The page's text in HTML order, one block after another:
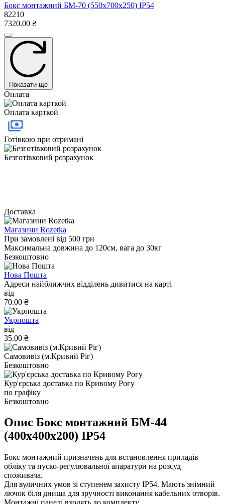
Бокс монтажний БМ-70 (550х700х250) IP54
82210
7320.00 ₴
Показати ще
Оплата
Оплата карткой
Готівкою при отримані
Безготівковий розрахунок
Доставка
Магазини Rozetka
При замовлені від 500 грн
Максимальна довжина до 120см, вага до 30кг
Безкоштовно
Нова Пошта
Адреси найближчих відділень дивитися на карті
від
70.00 ₴
Укрпошта
від
35.00 ₴
Самовивіз (м.Кривий Ріг)
Безкоштовно
Кур'єрська доставка по Кривому Рогу
по графіку
Безкоштовно
Опис Бокс монтажний БМ-44
(400х400х200) IP54
Бокс монтажний призначень для встановлення приладів
обліку та пуско-регулювальної апаратури на розсуд
споживача.
Для вуличних умов зі ступенем захисту IP54. Мають знімний
лючок біля днища для зручності виконання кабельних отворів.